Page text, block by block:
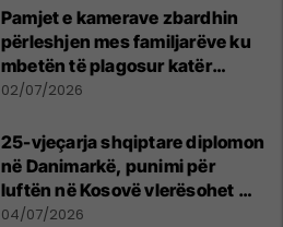
Pamjet e kamerave zbardhin
përleshjen mes familjarëve ku
mbetën të plagosur katër
persona
02/07/2026
25-vjeçarja shqiptare diplomon
në Danimarkë, punimi për
luftën në Kosovë vlerësohet me
notën më të lartë
04/07/2026